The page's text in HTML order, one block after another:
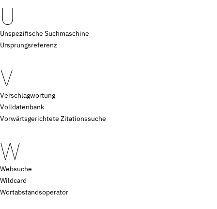
U
Unspezifische Suchmaschine
Ursprungsreferenz
V
Verschlagwortung
Volldatenbank
Vorwärtsgerichtete Zitationssuche
W
Websuche
Wildcard
Wortabstandsoperator